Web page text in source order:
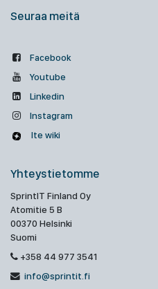
Seuraa meitä
Facebook
Youtube
Linkedin
Instagram
Ite wiki
Yhteystietomme
SprintIT Finland Oy
Atomitie 5 B
00370 Helsinki
Suomi
+358 44 977 3541
info@sprintit.fi